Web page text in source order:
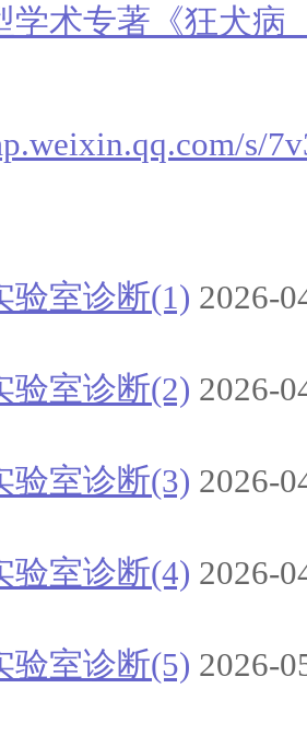
学术专著《狂犬病
s/
验室诊断(1) 2026-
验室诊断(2) 2026-
验室诊断(3) 2026-
验室诊断(4) 2026-
验室诊断(5) 2026-